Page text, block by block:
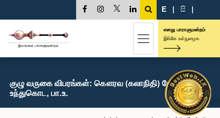
E | සි |
எனது பாராளுமன்றம்
இங்கே உள்நுழைக
குழு வருகை விபரங்கள்: கௌரவ (கலாநிதி) மேஜர் பிரதீப்
உந்துகொட, பா.உ.